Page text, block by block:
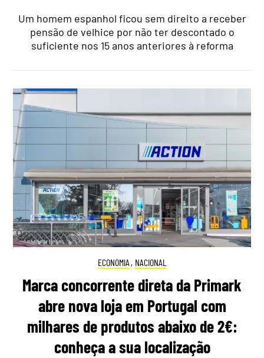
Um homem espanhol ficou sem direito a receber
pensão de velhice por não ter descontado o
suficiente nos 15 anos anteriores à reforma
ECONOMIA , NACIONAL
Marca concorrente direta da Primark
abre nova loja em Portugal com
milhares de produtos abaixo de 2€:
conheça a sua localização